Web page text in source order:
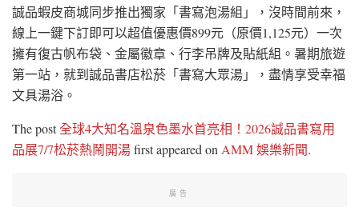
誠品蝦皮商城同步推出獨家「書寫泡湯組」，沒時間前來，
線上一鍵下訂即可以超值優惠價899元（原價1,125元）一次
擁有復古帆布袋、金屬徽章、行李吊牌及貼紙組。暑期旅遊
第一站，就到誠品書店松菸「書寫大眾湯」，盡情享受幸福
文具湯浴。
The post全球4大知名溫泉色墨水首亮相！2026誠品書寫用
品展7/7松菸熱鬧開湯first appeared on AMM 娛樂新聞.
廣告